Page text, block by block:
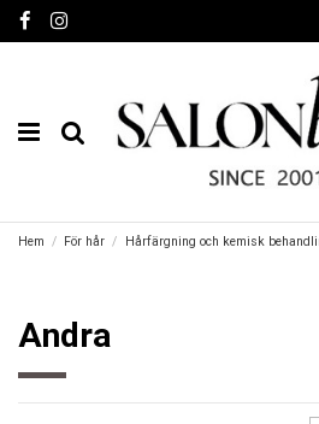
Hem För hår Hårfärgning och kemisk
Andra